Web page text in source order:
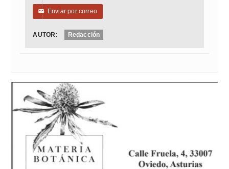
✉ Enviar por correo
AUTOR: Redacción